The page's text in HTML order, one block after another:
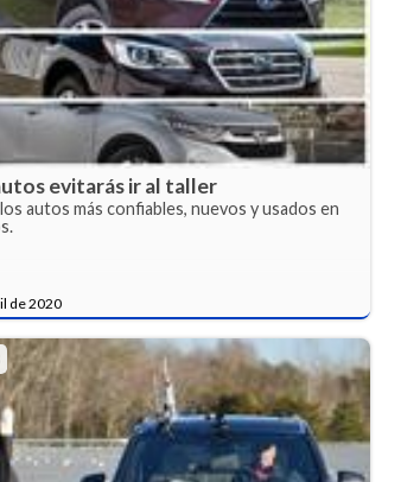
evitarás ir al taller
autos más confiables, nuevos y usados en
de 2020